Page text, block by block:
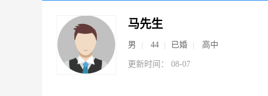
马先生
男 44 已婚 高中
更新时间： 08-07